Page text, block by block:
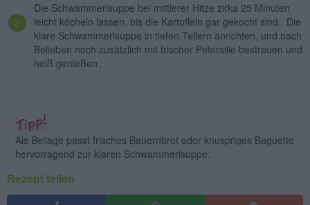
Die Schwammerlsuppe bei mittlerer Hitze zirka 25 Minuten
leicht köcheln lassen, bis die Kartoffeln gar gekocht sind. Die
klare Schwammerlsuppe in tiefen Tellern anrichten, und nach
Belieben noch zusätzlich mit frischer Petersilie bestreuen und
heiß genießen.
Als Beilage passt frisches Bauernbrot oder knuspriges Baguette
hervorragend zur klaren Schwammerlsuppe.
Rezept teilen